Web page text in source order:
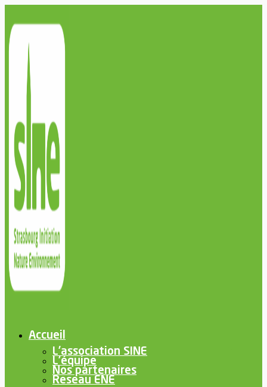
Accueil
L’association SINE
L’équipe
Nos partenaires
Reseau ENE